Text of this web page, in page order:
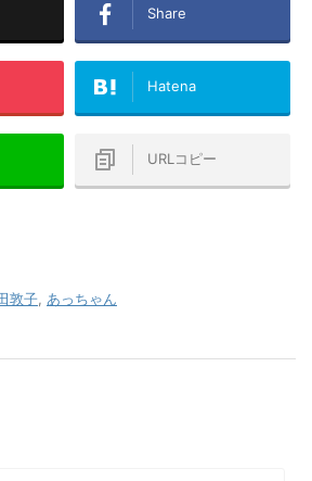
Share
Hatena
URLコピー
敦子, あっちゃん